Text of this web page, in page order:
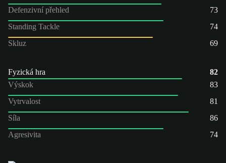
Defenzivní přehled
73
Standing Tackle
74
Skluz
69
Fyzická hra
82
Výskok
83
Vytrvalost
81
Síla
86
Agresivita
74